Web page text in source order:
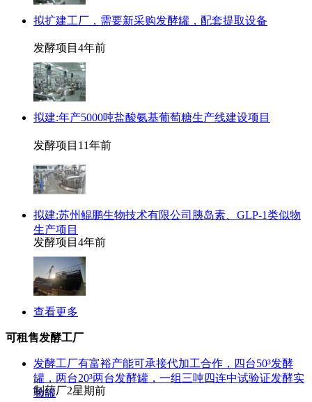
拟扩建工厂，需要新采购发酵罐，配套提取设备
发酵项目 4年前
拟建:年产5000吨盐酸氨基葡萄糖生产线建设项目
发酵项目 11年前
拟建:苏州鲲鹏生物技术有限公司胰岛素、GLP-1类似物
生产项目
发酵项目 4年前
查看更多
可租售发酵工厂
发酵工厂有富裕产能可承接代加工合作，四台50³发酵
罐，两台20³两台发酵罐，一组三吨四连中试验证发酵实
验罐
制药厂2星期前